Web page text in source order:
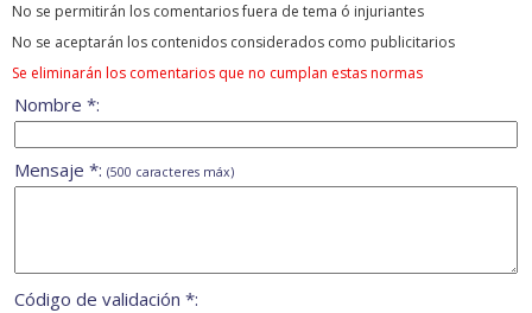
No se permitirán los comentarios fuera de tema ó injuriantes
No se aceptarán los contenidos considerados como publicitarios
Se eliminarán los comentarios que no cumplan estas normas
Nombre *:
Mensaje *: (500 caracteres máx)
Código de validación *: